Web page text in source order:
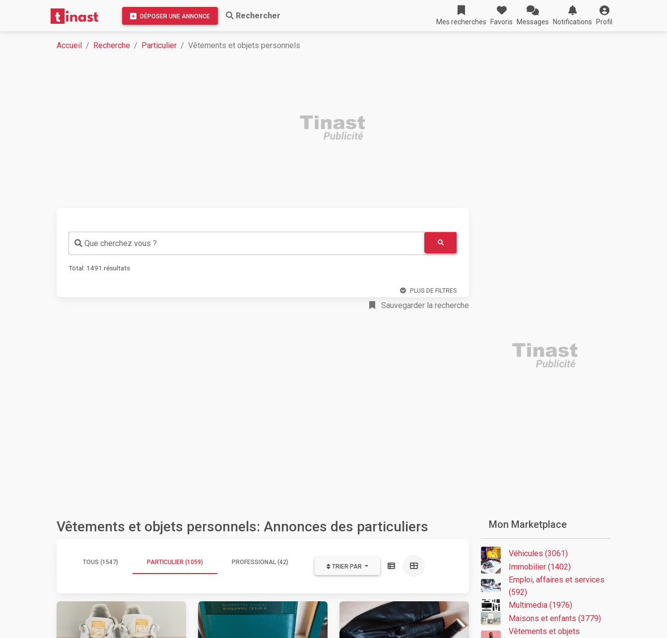
DÉPOSER UNE ANNONCE Rechercher
Mes recherches Favoris Messages Notifications Profil
Accueil Recherche Particulier Vêtements et objets personnels
Que cherchez vous ?
Total: 1491 résultats
PLUS DE FILTRES
Sauvegarder la recherche
Vêtements et objets personnels: Annonces des particuliers
TOUS (1547) PARTICULIER (1059) PROFESSIONAL (42)
TRIER PAR
Mon Marketplace
Véhicules (3061)
Immobilier (1402)
Emploi, affaires et services
(592)
Multimedia (1976)
Maisons et enfants (3779)
Vêtements et objets